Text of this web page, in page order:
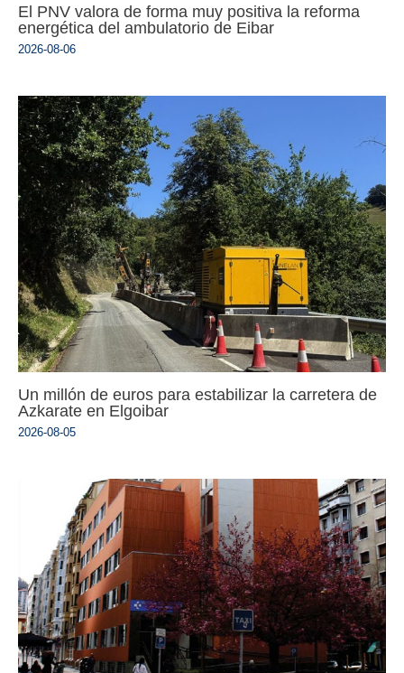
El PNV valora de forma muy positiva la reforma
energética del ambulatorio de Eibar
2026-08-06
Un millón de euros para estabilizar la carretera de
Azkarate en Elgoibar
2026-08-05